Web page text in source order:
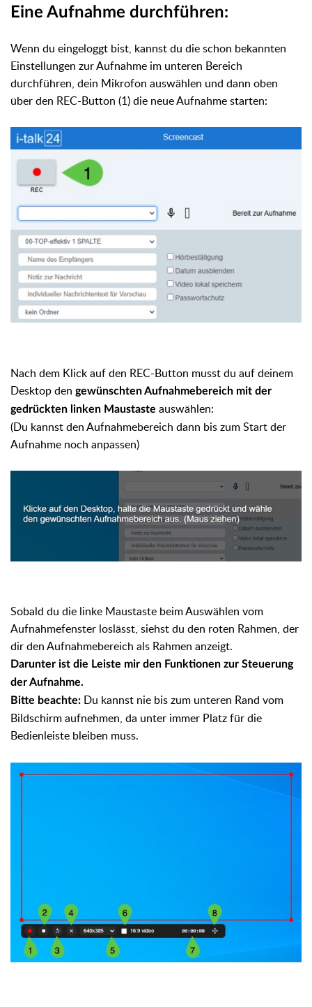
Eine Aufnahme durchführen:
Wenn du eingeloggt bist, kannst du die schon bekannten
Einstellungen zur Aufnahme im unteren Bereich
durchführen, dein Mikrofon auswählen und dann oben
über den REC-Button (1) die neue Aufnahme starten:
Nach dem Klick auf den REC-Button musst du auf deinem
Desktop den gewünschten Aufnahmebereich mit der
gedrückten linken Maustaste auswählen:
(Du kannst den Aufnahmebereich dann bis zum Start der
Aufnahme noch anpassen)
Sobald du die linke Maustaste beim Auswählen vom
Aufnahmefenster loslässt, siehst du den roten Rahmen, der
dir den Aufnahmebereich als Rahmen anzeigt.
Darunter ist die Leiste mir den Funktionen zur Steuerung
der Aufnahme.
Bitte beachte: Du kannst nie bis zum unteren Rand vom
Bildschirm aufnehmen, da unter immer Platz für die
Bedienleiste bleiben muss.